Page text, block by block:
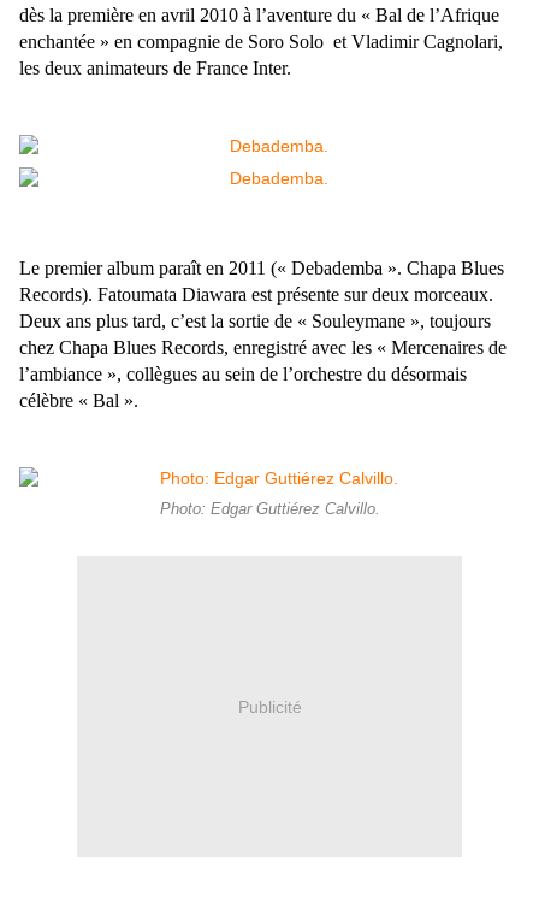
dès la première en avril 2010 à l’aventure du « Bal de l’Afrique
enchantée » en compagnie de Soro Solo et Vladimir Cagnolari,
les deux animateurs de France Inter.
Le premier album paraît en 2011 (« Debademba ». Chapa Blues
Records). Fatoumata Diawara est présente sur deux morceaux.
Deux ans plus tard, c’est la sortie de « Souleymane », toujours
chez Chapa Blues Records, enregistré avec les « Mercenaires de
l’ambiance », collègues au sein de l’orchestre du désormais
célèbre « Bal ».
Photo: Edgar Guttiérez Calvillo.
Publicité